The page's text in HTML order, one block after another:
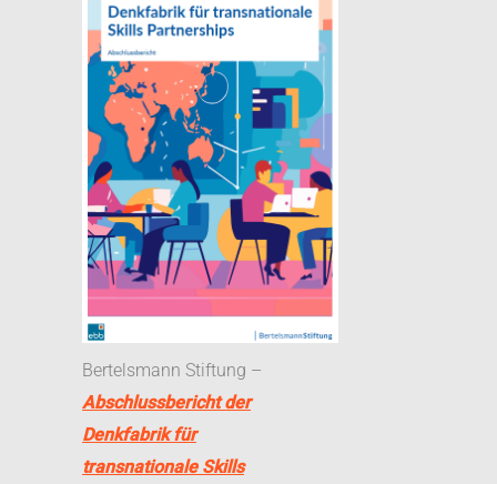
Bertelsmann Stiftung –
Abschlussbericht der
Denkfabrik für
transnationale Skills